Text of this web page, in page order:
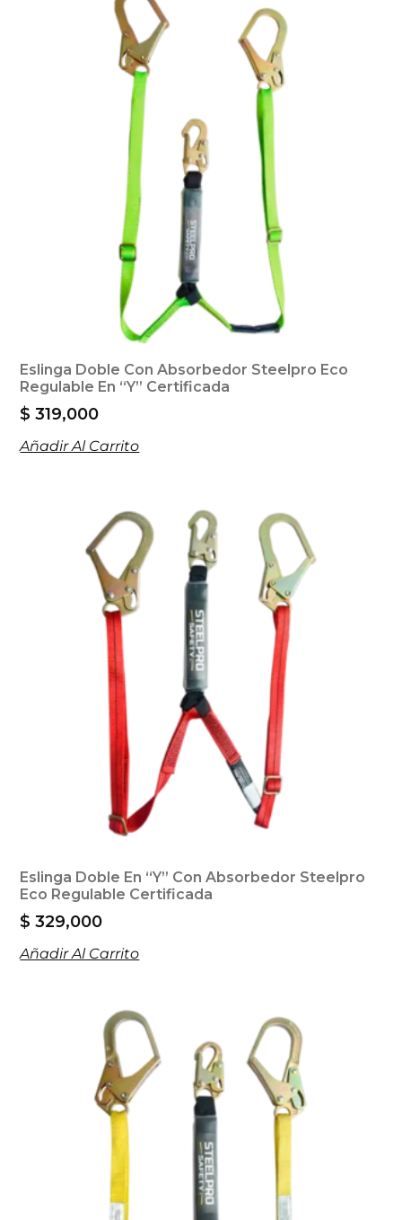
Eslinga Doble Con Absorbedor Steelpro Eco
Regulable En “Y” Certificada
$ 319,000
Añadir Al Carrito
Eslinga Doble En “Y” Con Absorbedor Steelpro
Eco Regulable Certificada
$ 329,000
Añadir Al Carrito